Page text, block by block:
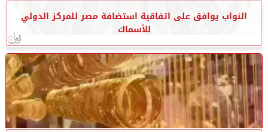
النواب يوافق على اتفاقية استضافة مصر للمركز الدولي
للأسماك